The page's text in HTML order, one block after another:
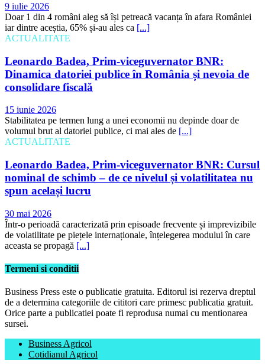
9 iulie 2026
Doar 1 din 4 români aleg să își petreacă vacanța în afara României
iar dintre aceștia, 65% și-au ales ca [...]
ACTUALITATE
Leonardo Badea, Prim-viceguvernator BNR:
Dinamica datoriei publice în România și nevoia de
consolidare fiscală
15 iunie 2026
Stabilitatea pe termen lung a unei economii nu depinde doar de
volumul brut al datoriei publice, ci mai ales de [...]
ACTUALITATE
Leonardo Badea, Prim-viceguvernator BNR: Cursul
nominal de schimb – de ce nivelul și volatilitatea nu
spun același lucru
30 mai 2026
Într-o perioadă caracterizată prin episoade frecvente și imprevizibile
de volatilitate pe piețele internaționale, înțelegerea modului în care
aceasta se propagă [...]
Termeni si conditii
Business Press este o publicatie gratuita. Editorul isi rezerva dreptul
de a determina categoriile de cititori care primesc publicatia gratuit.
Orice parte a publicatiei poate fi reprodusa numai cu mentionarea
sursei.
Business Agricol
Cotidianul Agricol